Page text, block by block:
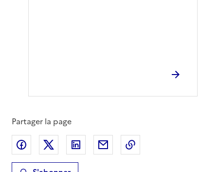
Partager la page
Partager sur Facebook
Partager sur XPartager sur LinkedIn
Partager par email